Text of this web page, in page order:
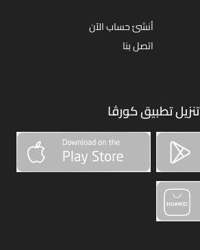
أنشئ حساب الآن
اتصل بنا
تنزيل تطبيق كورڤا